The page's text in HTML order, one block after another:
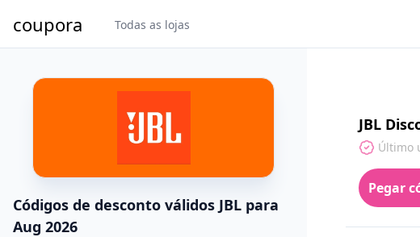
coupora Todas as lojas
Códigos de desconto válidos JBL para
Aug 2026
JBL
Último
Pegar